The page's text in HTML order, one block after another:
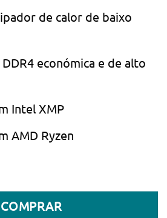
de calor de baixo
económica e de alto
Intel XMP
AMD Ryzen
COMPRAR